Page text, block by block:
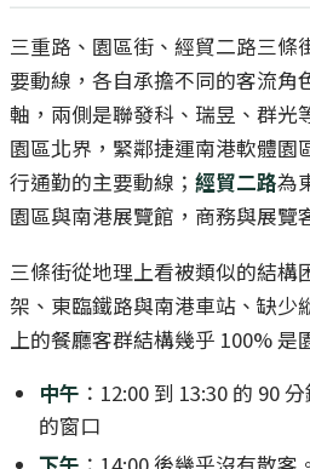
三重路、園區街、經貿二路三條
要動線，各自承擔不同的客流角
軸，兩側是聯發科、瑞昱、群光
園區北界，緊鄰捷運南港軟體園
行通勤的主要動線； 經貿二路為
園區與南港展覽館，商務與展覽
三條街從地理上看被類似的結構
架、東臨鐵路與南港車站、缺少
上的餐廳客群結構幾乎 100% 是
中午 ：12:00 到 13:30 的 90
的窗口